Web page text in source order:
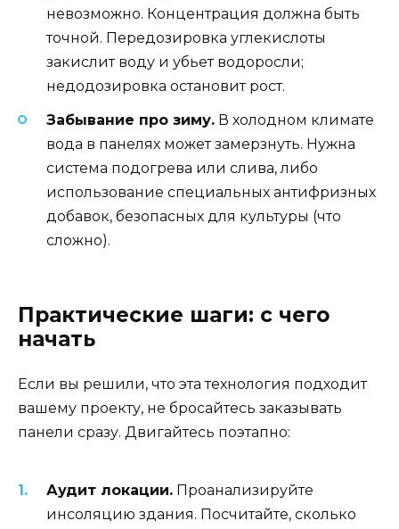
невозможно. Концентрация должна быть
точной. Передозировка углекислоты
закислит воду и убьет водоросли;
недодозировка остановит рост.
Забывание про зиму. В холодном климате
вода в панелях может замерзнуть. Нужна
система подогрева или слива, либо
использование специальных антифризных
добавок, безопасных для культуры (что
сложно).
Практические шаги: с чего
начать
Если вы решили, что эта технология подходит
вашему проекту, не бросайтесь заказывать
панели сразу. Двигайтесь поэтапно:
Аудит локации. Проанализируйте
инсоляцию здания. Посчитайте, сколько